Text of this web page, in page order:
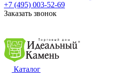
+7 (495) 003-52-69
Заказать звонок
Каталог